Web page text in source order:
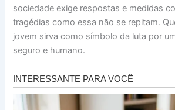
sociedade exige respostas e medidas
tragédias como essa não se repitam.
jovem sirva como símbolo da luta por
seguro e humano.